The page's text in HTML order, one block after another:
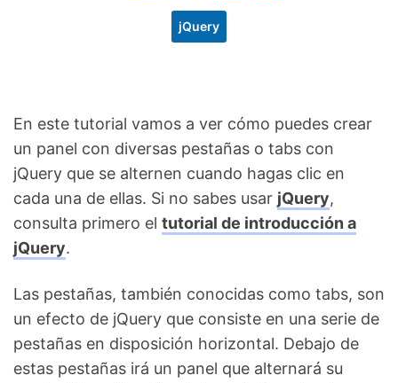
jQuery
En este tutorial vamos a ver cómo puedes crear
un panel con diversas pestañas o tabs con
jQuery que se alternen cuando hagas clic en
cada una de ellas. Si no sabes usar jQuery,
consulta primero el tutorial de introducción a
jQuery.
Las pestañas, también conocidas como tabs, son
un efecto de jQuery que consiste en una serie de
pestañas en disposición horizontal. Debajo de
estas pestañas irá un panel que alternará su